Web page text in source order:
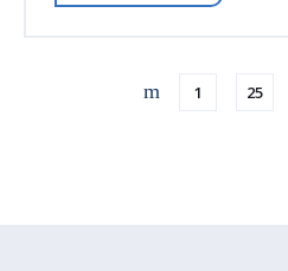
Page
1 Page
25